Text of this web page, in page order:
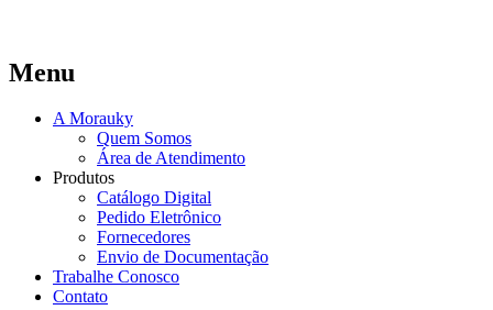
Menu
A Morauky
Quem Somos
Área de Atendimento
Produtos
Catálogo Digital
Pedido Eletrônico
Fornecedores
Envio de Documentação
Trabalhe Conosco
Contato